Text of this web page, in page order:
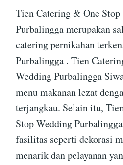
Tien Catering & One Stop
Purbalingga merupakan
catering pernikahan
Purbalingga . Tien
Wedding Purbalingga
menu makanan lezat
terjangkau. Selain itu,
Stop Wedding
fasilitas seperti dekorasi
menarik dan pelayanan